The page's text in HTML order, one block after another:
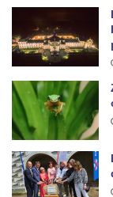
cestě na
Kaple Božího
Křížovém
Poustevna
vrchu ve
Kostel
Kostel
Slunečné